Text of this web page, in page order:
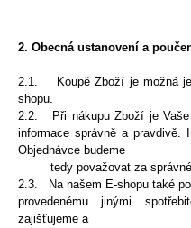
2. Obecná ustanovení a
2.1. Koupě Zboží je možná
shopu.
2.2. Při nákupu Zboží je Vaše
informace správně a pravdivě.
Objednávce budeme
tedy považovat za správné
2.3. Na našem E-shopu také
provedenému jinými
zajišťujeme a